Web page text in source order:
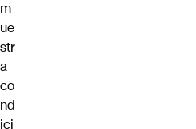
m
ue
str
a
co
nd
ici